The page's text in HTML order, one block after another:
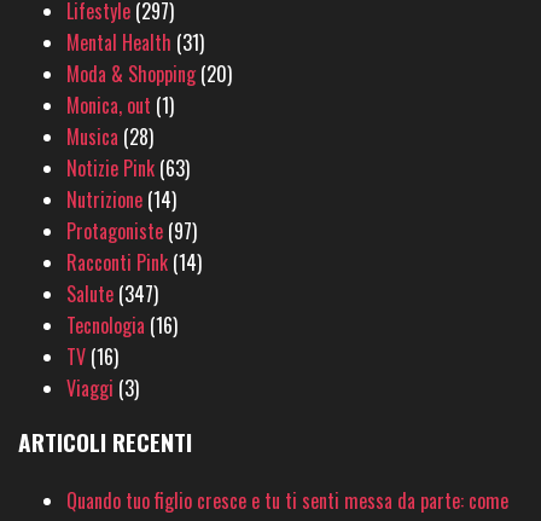
Lifestyle (297)
Mental Health (31)
Moda & Shopping(20)
Monica, out (1)
Musica (28)
Notizie Pink (63)
Nutrizione (14)
Protagoniste (97)
Racconti Pink (14)
Salute (347)
Tecnologia (16)
TV (16)
Viaggi (3)
ARTICOLI RECENTI
Quando tuo figlio cresce e tu ti senti messa da parte: come